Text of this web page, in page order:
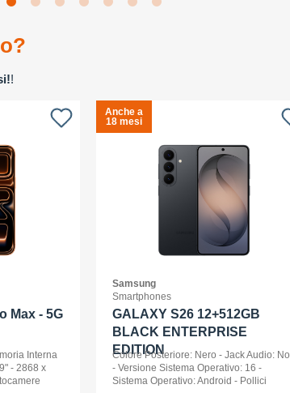
!
Max - 5G
Interna
- 2868 x
Anche a
18 mesi
Samsung
Smartphones
GALAXY S26 12+512GB
BLACK ENTERPRISE
EDITION
Colore Posteriore: Nero - Jack Audio: No
- Versione Sistema Operativo: 16 -
Sistema Operativo: Android - Pollici